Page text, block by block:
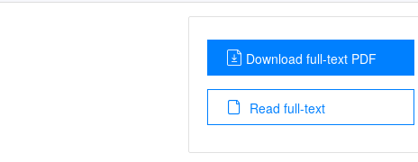
Download full-text PDF
Read full-text